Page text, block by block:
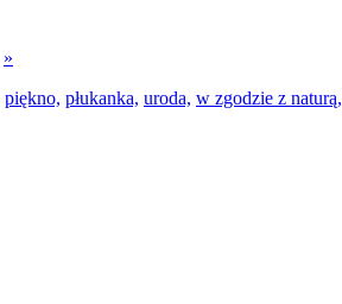
»
piękno, płukanka, uroda, w zgodzie z naturą,